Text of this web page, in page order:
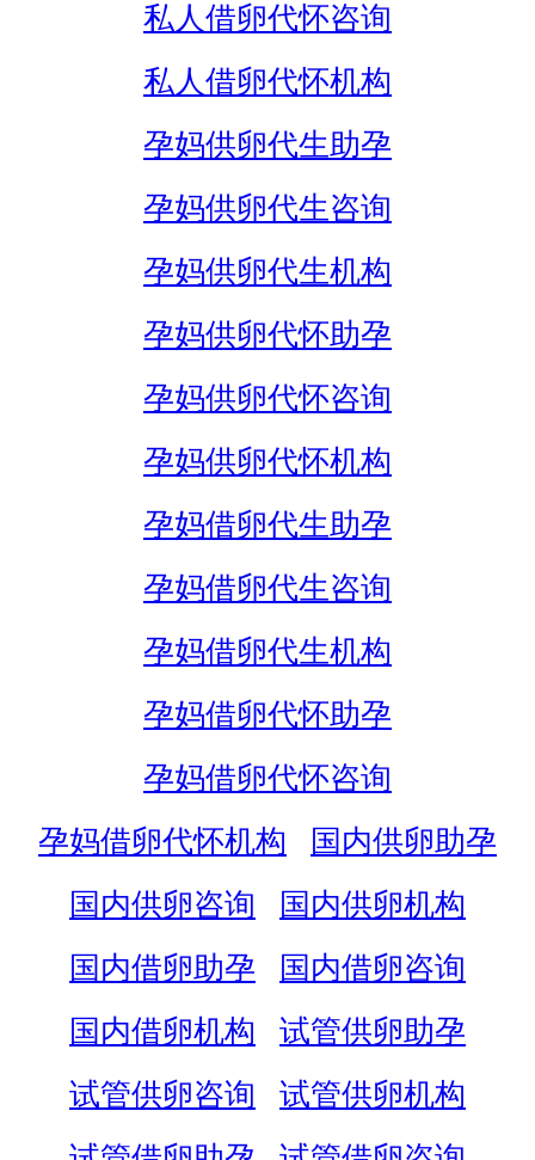
私人借卵代怀咨询
私人借卵代怀机构
孕妈供卵代生助孕
孕妈供卵代生咨询
孕妈供卵代生机构
孕妈供卵代怀助孕
孕妈供卵代怀咨询
孕妈供卵代怀机构
孕妈借卵代生助孕
孕妈借卵代生咨询
孕妈借卵代生机构
孕妈借卵代怀助孕
孕妈借卵代怀咨询
孕妈借卵代怀机构
国内供卵助孕
国内供卵咨询
国内供卵机构
国内借卵助孕
国内借卵咨询
国内借卵机构
试管供卵助孕
试管供卵咨询
试管供卵机构